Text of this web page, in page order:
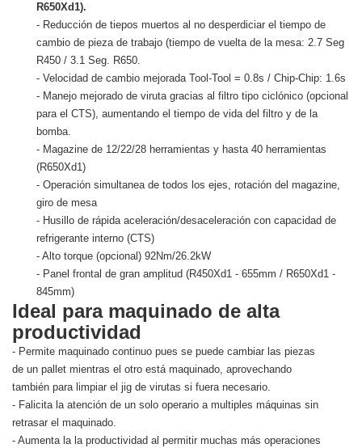
R650Xd1).
- Reducción de tiepos muertos al no desperdiciar el tiempo de
cambio de pieza de trabajo (tiempo de vuelta de la mesa: 2.7 Seg
R450 / 3.1 Seg. R650.
- Velocidad de cambio mejorada Tool-Tool = 0.8s / Chip-Chip: 1.6s
- Manejo mejorado de viruta gracias al filtro tipo ciclónico (opcional
para el CTS), aumentando el tiempo de vida del filtro y de la
bomba.
- Magazine de 12/22/28 herramientas y hasta 40 herramientas
(R650Xd1)
- Operación simultanea de todos los ejes, rotación del magazine,
giro de mesa
- Husillo de rápida aceleración/desaceleración con capacidad de
refrigerante interno (CTS)
- Alto torque (opcional) 92Nm/26.2kW
- Panel frontal de gran amplitud (R450Xd1 - 655mm / R650Xd1 -
845mm)
Ideal para maquinado de alta
productividad
- Permite maquinado continuo pues se puede cambiar las piezas
de un pallet mientras el otro está maquinado, aprovechando
también para limpiar el jig de virutas si fuera necesario.
- Falicita la atención de un solo operario a multiples máquinas sin
retrasar el maquinado.
- Aumenta la la productividad al permitir muchas más operaciones